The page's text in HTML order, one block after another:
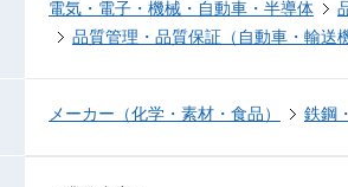
電気・電子・機械・自動車・半導体
品質管理・品質保証（自動車・輸送
メーカー（化学・素材・食品） 鉄鋼